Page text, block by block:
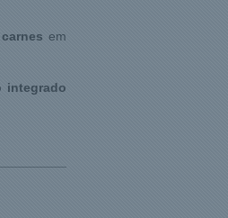
em
integrado